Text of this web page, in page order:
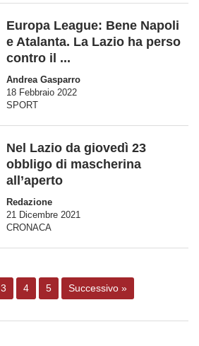
Europa League: Bene Napoli
e Atalanta. La Lazio ha perso
contro il ...
Andrea Gasparro
18 Febbraio 2022
SPORT
Nel Lazio da giovedì 23
obbligo di mascherina
all’aperto
Redazione
21 Dicembre 2021
CRONACA
3 4 5 Successivo »